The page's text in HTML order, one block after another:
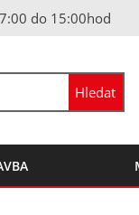
do 15:00hod